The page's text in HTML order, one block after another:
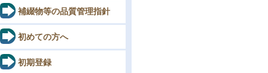
補綴物等の品質管理指針
初めての方へ
初期登録